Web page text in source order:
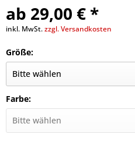
ab 29,00 € *
inkl. MwSt.zzgl. Versandkosten
Größe:
Farbe: